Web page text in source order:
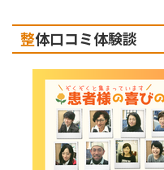
整体口コミ体験談